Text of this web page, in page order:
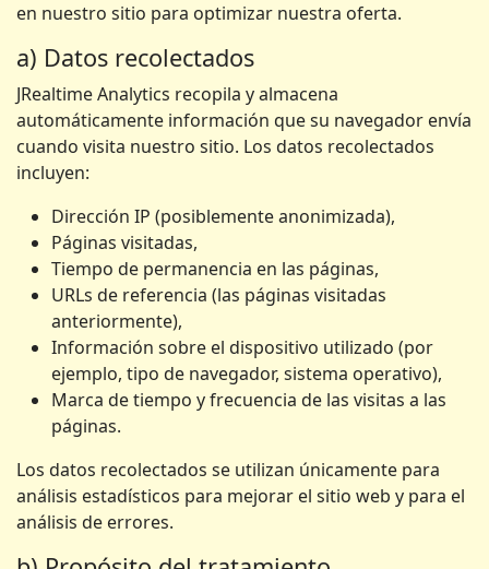
en nuestro sitio para optimizar nuestra oferta.
a) Datos recolectados
JRealtime Analytics recopila y almacena
automáticamente información que su navegador envía
cuando visita nuestro sitio. Los datos recolectados
incluyen:
Dirección IP (posiblemente anonimizada),
Páginas visitadas,
Tiempo de permanencia en las páginas,
URLs de referencia (las páginas visitadas
anteriormente),
Información sobre el dispositivo utilizado (por
ejemplo, tipo de navegador, sistema operativo),
Marca de tiempo y frecuencia de las visitas a las
páginas.
Los datos recolectados se utilizan únicamente para
análisis estadísticos para mejorar el sitio web y para el
análisis de errores.